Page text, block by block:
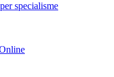
specialisme